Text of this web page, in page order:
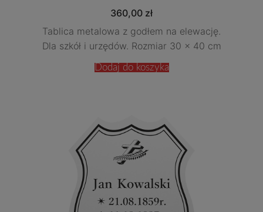
360,00 zł
Tablica metalowa z godłem na elewację.
Dla szkół i urzędów. Rozmiar 30 x 40 cm
Dodaj do koszyka